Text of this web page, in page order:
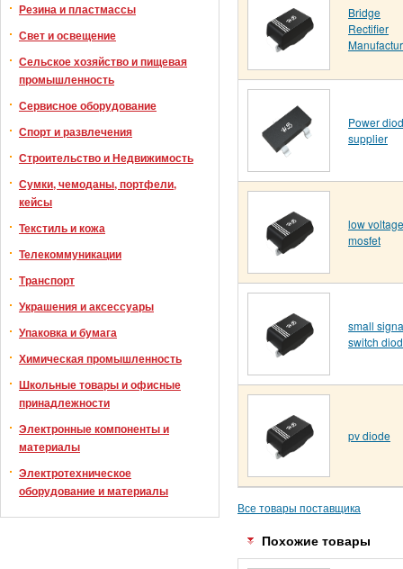
Резина и пластмассы
Свет и освещение
Сельское хозяйство и пищевая
промышленность
Сервисное оборудование
Спорт и развлечения
Строительство и Недвижимость
Сумки, чемоданы, портфели,
кейсы
Текстиль и кожа
Телекоммуникации
Транспорт
Украшения и аксессуары
Упаковка и бумага
Химическая промышленность
Школьные товары и офисные
принадлежности
Электронные компоненты и
материалы
Электротехническое
оборудование и материалы
Bridge
Rectifier
Power
supplier
low voltage
mosfet
small
switch
pv diode
Все товары поставщика
Похожие товары